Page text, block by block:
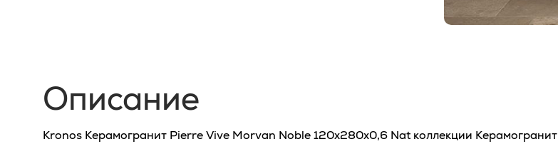
Описание
Kronos Керамогранит Pierre Vive Morvan Noble 120x280x0,6 Nat коллекции Керамогранит